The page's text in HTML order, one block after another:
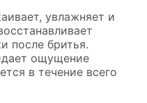
увлажняет и
после бритья.
ощущение
в течение всего